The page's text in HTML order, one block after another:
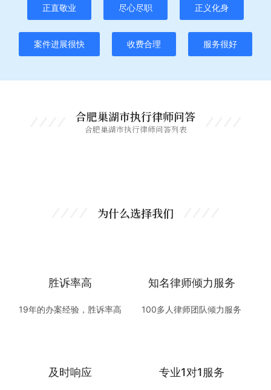
正直敬业 尽心尽职 正义化身
案件进展很快 收费合理 服务很好
合肥巢湖市执行律师问答
合肥巢湖市执行律师问答列表
为什么选择我们
胜诉率高
19年的办案经验，胜诉率高
知名律师倾力服务
100多人律师团队倾力服务
及时响应 专业1对1服务